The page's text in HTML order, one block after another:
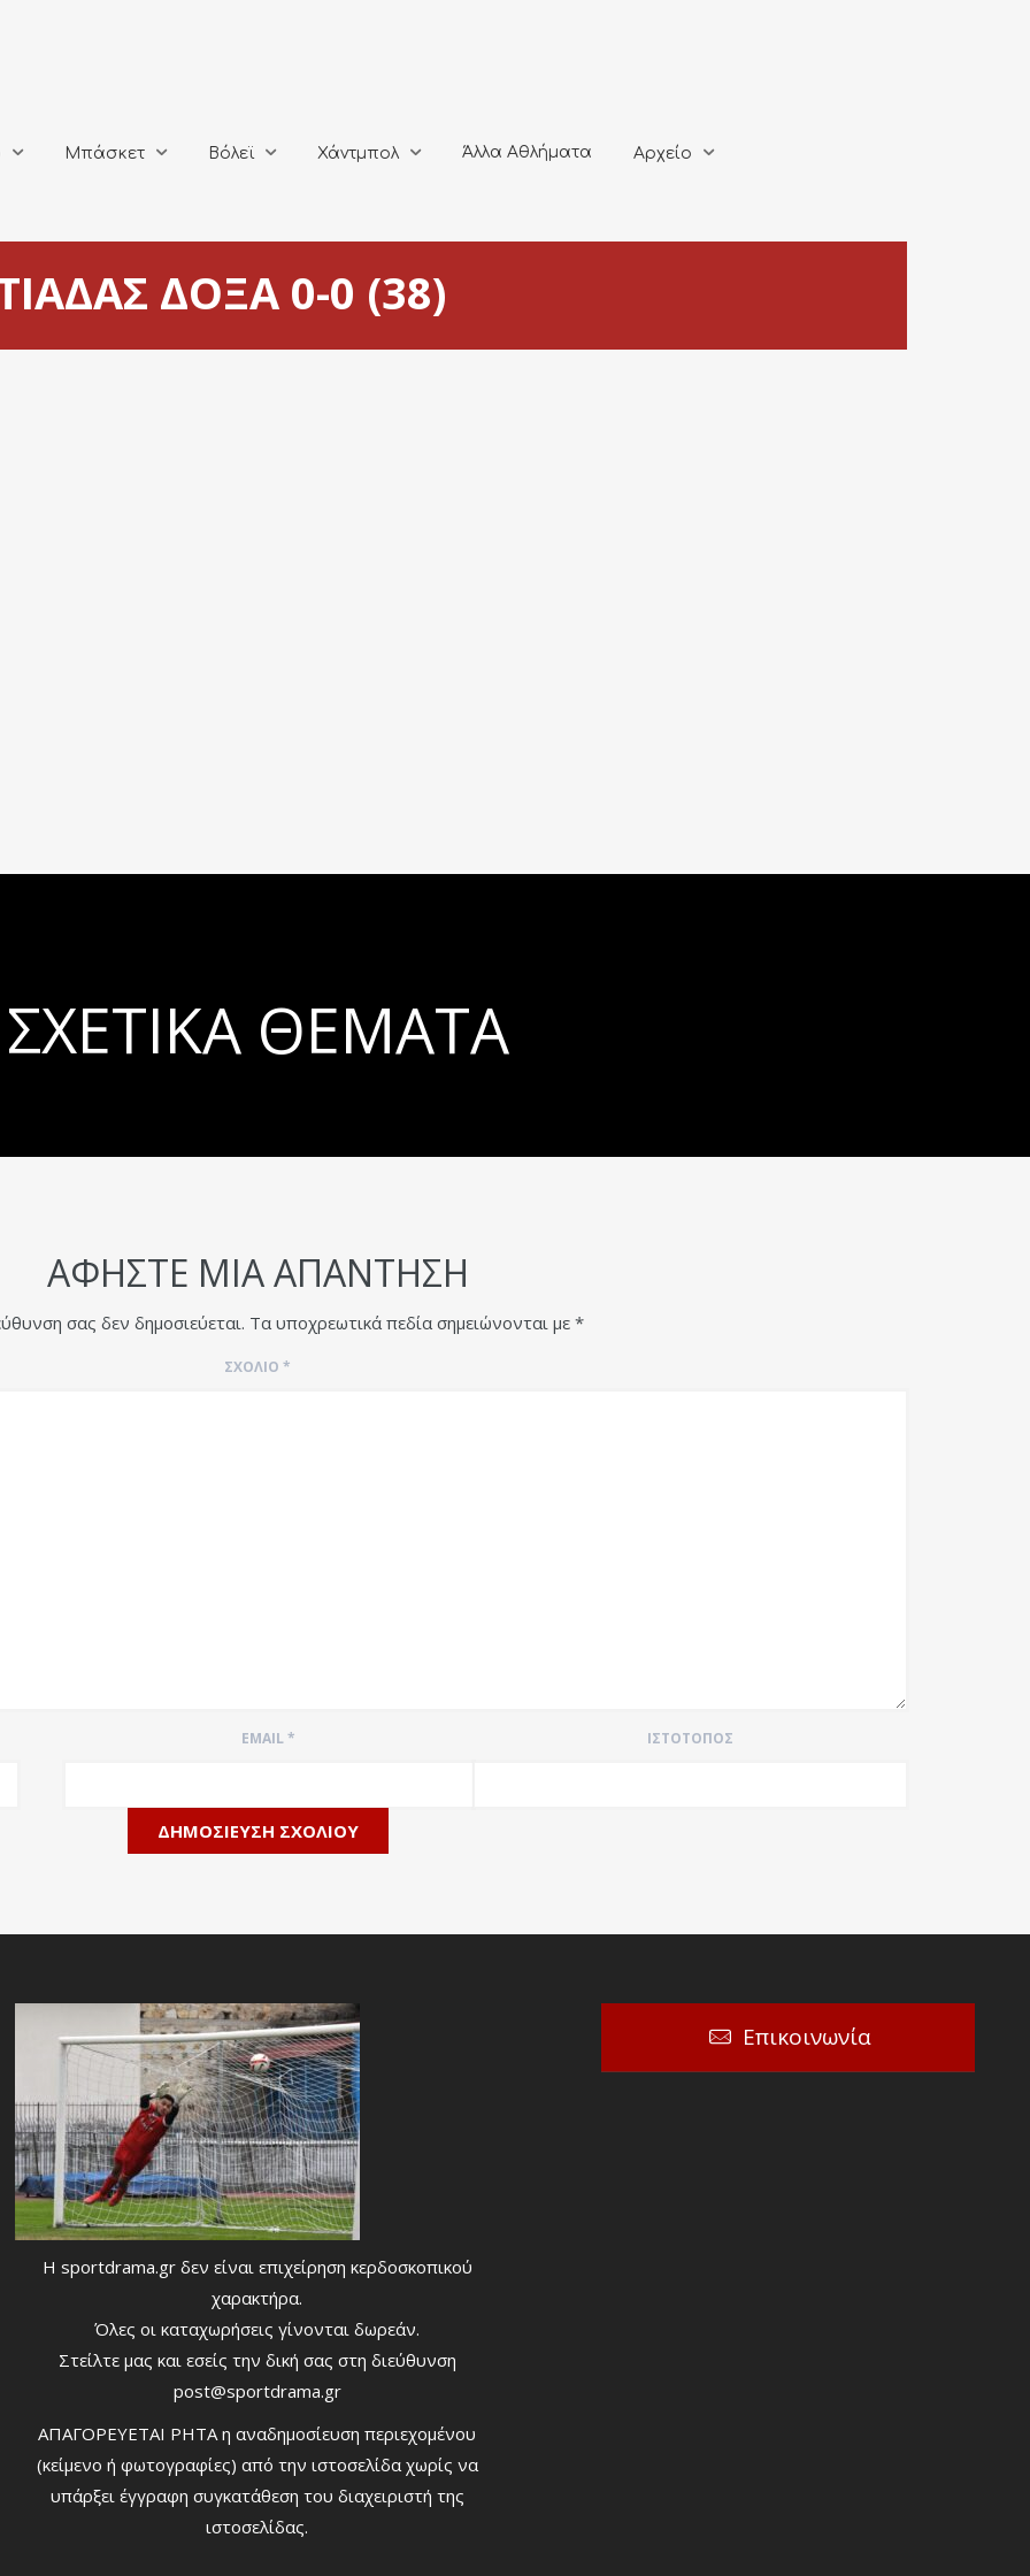
Μπάσκετ Βόλεϊ Χάντμπολ Άλλα Αθλήματα Αρχείο
ΔΟΞΑ 0-0 (38)
ΣΧΕΤΙΚΆ ΘΈΜΑΤΑ
ΑΦΉΣΤΕ ΜΙΑ ΑΠΆΝΤΗΣΗ
σας δεν δημοσιεύεται. Τα υποχρεωτικά πεδία σημειώνονται με *
ΣΧΌΛΙΟ *
EMAIL* ΙΣΤΌΤΟΠΟΣ
Η sportdrama.gr δεν είναι επιχείρηση κερδοσκοπικού
χαρακτήρα.
Όλες οι καταχωρήσεις γίνονται δωρεάν.
Στείλτε μας και εσείς την δική σας στη διεύθυνση
post@sportdrama.gr
ΑΠΑΓΟΡΕΥΕΤΑΙ ΡΗΤΑ η αναδημοσίευση περιεχομένου
(κείμενο ή φωτογραφίες) από την ιστοσελίδα χωρίς να
υπάρξει έγγραφη συγκατάθεση του διαχειριστή της
ιστοσελίδας.
Επικοινωνία